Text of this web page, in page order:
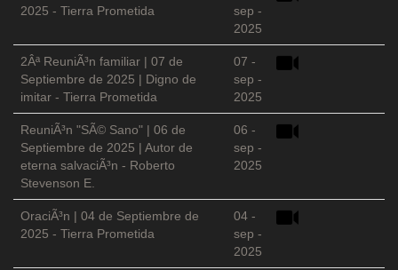
2025 - Tierra Prometida
sep -
2025
2Âª ReuniÃ³n familiar | 07 de
Septiembre de 2025 | Digno de
imitar - Tierra Prometida
07 -
sep -
2025
ReuniÃ³n "SÃ© Sano" | 06 de
Septiembre de 2025 | Autor de
eterna salvaciÃ³n - Roberto
Stevenson E.
06 -
sep -
2025
OraciÃ³n | 04 de Septiembre de
2025 - Tierra Prometida
04 -
sep -
2025